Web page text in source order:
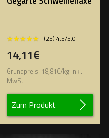
★★★★★
★★★★★ (25) 4.5/5.0
14,11€
Grundpreis: 18,81€/kg inkl.
MwSt.
Zum Produkt